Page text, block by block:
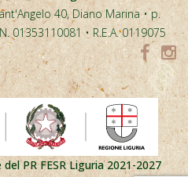
info@colledegliulivi.comAzienda
40, Diano Marina • p.
01353110081 • R.E.A. 0119075